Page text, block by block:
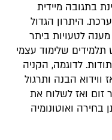
בתגובה מיידית
היתרון הגדול
לטעויות ביתר
שלימוד עצמי
לדוגמה, הקניה
הבנה ותרגול
זום ואז לשלוח את
בחירה ואוטונומיה